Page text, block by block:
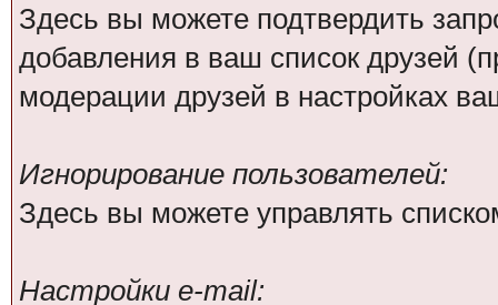
Здесь вы можете подтвердить
добавления в ваш список друзей
модерации друзей в настройках
Игнорирование пользователей:
Здесь вы можете управлять
Настройки e-mail: